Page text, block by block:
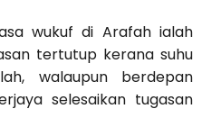
wukuf di Arafah ialah
tertutup kerana suhu
walaupun berdepan
selesaikan tugasan